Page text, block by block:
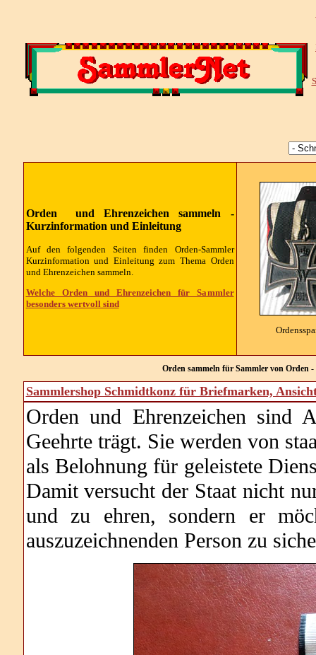
Orden und Ehrenzeichen sammeln -
Kurzinformation und Einleitung
Auf den folgenden Seiten finden Orden-Sammler
Kurzinformation und Einleitung zum Thema Orden
und Ehrenzeichen sammeln.
Welche Orden und Ehrenzeichen für Sammler
besonders wertvoll sind
Orden sammeln für Sammler von Orden
Sammlershop Schmidtkonz für Briefmarken,
Orden und Ehrenzeichen sind
Geehrte trägt. Sie werden von
als Belohnung für geleistete
Damit versucht der Staat nicht
und zu ehren, sondern er
auszuzeichnenden Person zu